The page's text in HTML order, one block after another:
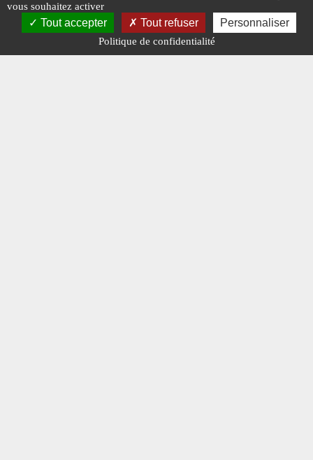
vous souhaitez activer
Tout accepter Tout refuser Personnaliser
Politique de confidentialité